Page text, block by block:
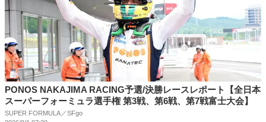
PONOS NAKAJIMA RACING予選/決勝レースレポート【全日本
スーパーフォーミュラ選手権 第3戦、第6戦、第7戦富士大会】
SUPER FORMULA／SFgo